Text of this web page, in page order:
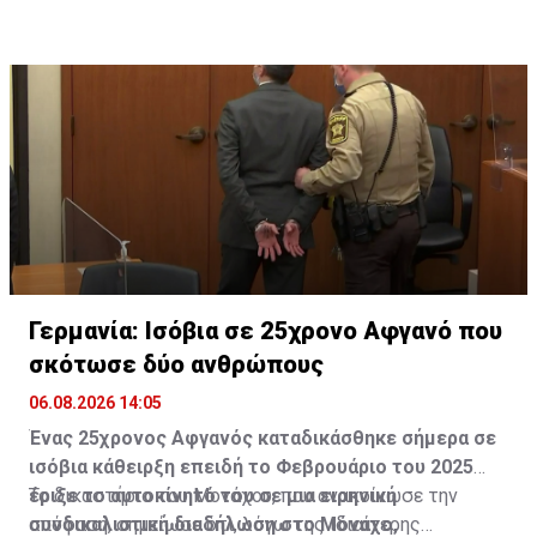
χρόνια.
Γερμανία: Ισόβια σε 25χρονο Αφγανό που
σκότωσε δύο ανθρώπους
06.08.2026 14:05
Ένας 25χρονος Αφγανός καταδικάσθηκε σήμερα σε
ισόβια κάθειρξη επειδή το Φεβρουάριο του 2025
έριξε το αυτοκίνητό του σε μια ειρηνική
συνδικαλιστική διαδήλωση στο Μόναχο,
Το δικαστήριο του Μονάχου, που ανακοίνωσε την
απόφαση, σημείωσε ότι, λόγω της ιδιαίτερης